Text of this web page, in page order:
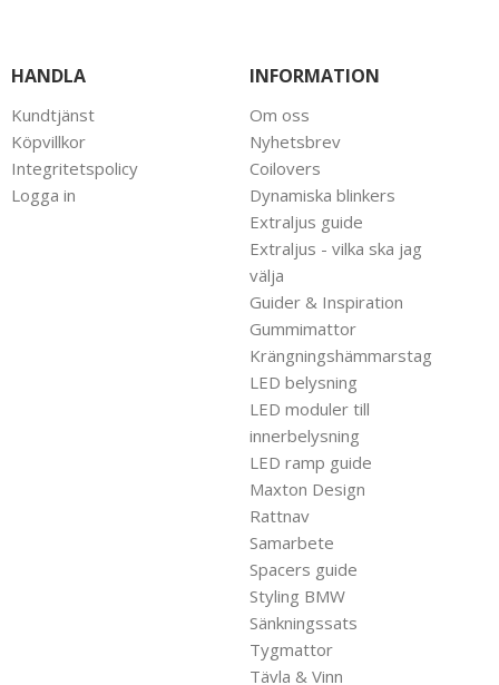
HANDLA
Kundtjänst
Köpvillkor
Integritetspolicy
Logga in
INFORMATION
Om oss
Nyhetsbrev
Coilovers
Dynamiska blinkers
Extraljus guide
Extraljus - vilka ska jag
välja
Guider & Inspiration
Gummimattor
Krängningshämmarstag
LED belysning
LED moduler till
innerbelysning
LED ramp guide
Maxton Design
Rattnav
Samarbete
Spacers guide
Styling BMW
Sänkningssats
Tygmattor
Tävla & Vinn